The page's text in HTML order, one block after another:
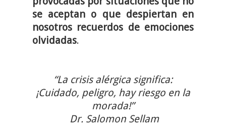
se aceptan o que despiertan en
nosotros recuerdos de emociones
olvidadas.
“La crisis alérgica significa:
¡Cuidado, peligro, hay riesgo en la
morada!”
Dr. Salomon Sellam